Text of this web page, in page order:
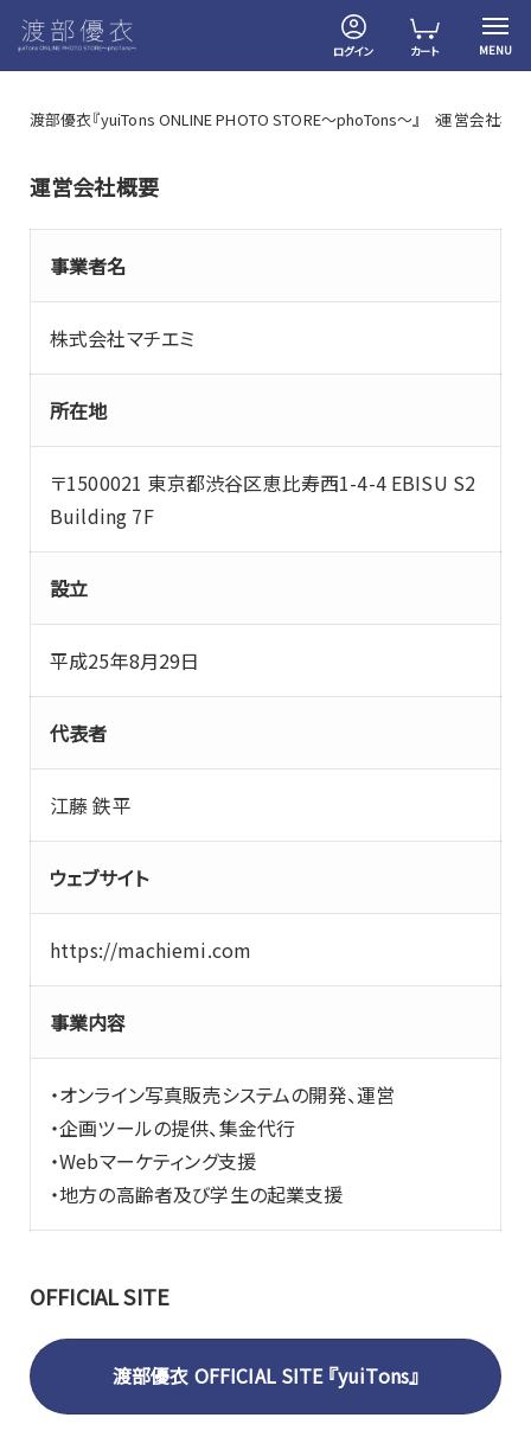
ログイン カート MENU
渡部優衣『yuiTons ONLINE PHOTO STORE～phoTons～』 運営会社概要
運営会社概要
事業者名
株式会社マチエミ
所在地
〒1500021 東京都渋谷区恵比寿西1-4-4 EBISU S2
Building 7F
設立
平成25年8月29日
代表者
江藤 鉄平
ウェブサイト
https://machiemi.com
事業内容
・オンライン写真販売システムの開発、運営
・企画ツールの提供、集金代行
・Webマーケティング支援
・地方の高齢者及び学生の起業支援
OFFICIAL SITE
渡部優衣 OFFICIAL SITE 『yuiTons』